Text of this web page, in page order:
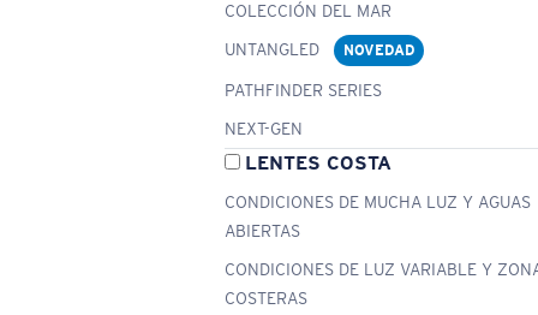
COLECCIÓN DEL MAR
UNTANGLED
NOVEDAD
PATHFINDER SERIES
NEXT-GEN
LENTES COSTA
CONDICIONES DE MUCHA LUZ Y AGUAS
ABIERTAS
CONDICIONES DE LUZ VARIABLE Y
COSTERAS